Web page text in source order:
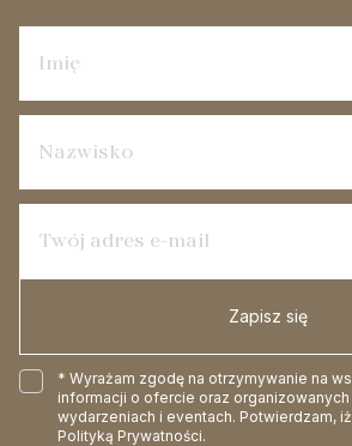
Zapisz się
* Wyrażam zgodę na otrzymywanie na
informacji o ofercie oraz
wydarzeniach i eventach. Potwierdzam, iż
Polityką Prywatności.